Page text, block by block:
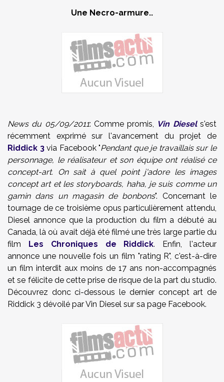
Une Necro-armure..
News du 05/09/2011: Comme promis, Vin Diesels'est
récemment exprimé sur l'avancement du projet de
Riddick 3via Facebook "Pendant que je travaillais sur le
personnage, le réalisateur et son équipe ont réalisé ce
concept-art. On sait à quel point j'adore les images
concept art et les storyboards, haha, je suis comme un
gamin dans un magasin de bonbons". Concernant le
tournage de ce troisième opus particulièrement attendu,
Diesel annonce que la production du film a débuté au
Canada, là où avait déjà été filmé une très large partie du
film Les Chroniques de Riddick. Enfin, l'acteur
annonce une nouvelle fois un film "rating R", c'est-à-dire
un film interdit aux moins de 17 ans non-accompagnés
et se félicite de cette prise de risque de la part du studio.
Découvrez donc ci-dessous le dernier concept art de
Riddick 3 dévoilé par Vin Diesel sur sa page Facebook.